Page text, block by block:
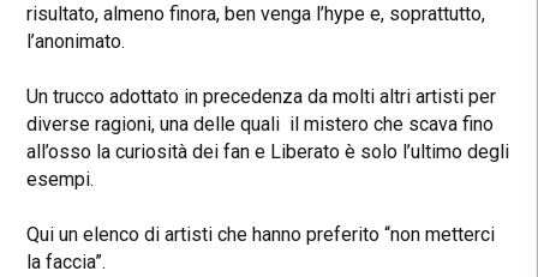
risultato, almeno finora, ben venga l’hype e, soprattutto,
l’anonimato.
Un trucco adottato in precedenza da molti altri artisti per
diverse ragioni, una delle quali il mistero che scava fino
all’osso la curiosità dei fan e Liberato è solo l’ultimo degli
esempi.
Qui un elenco di artisti che hanno preferito “non metterci
la faccia”.